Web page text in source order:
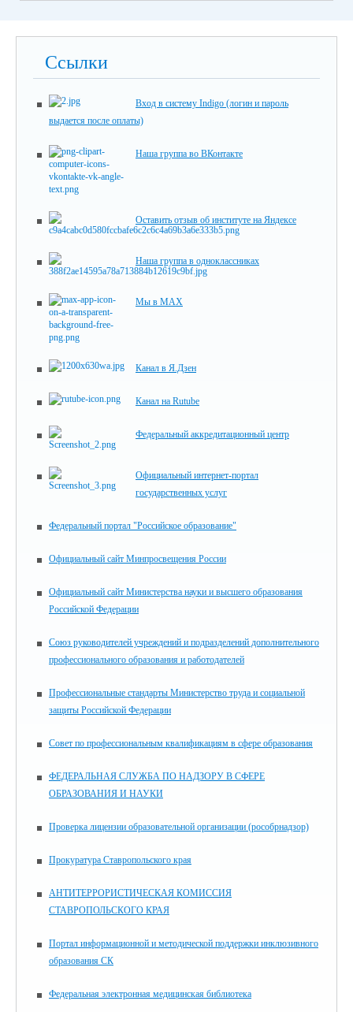
Ссылки
Вход в систему Indigo (логин и пароль
выдается после оплаты)
Наша группа во ВКонтакте
Оставить отзыв об институте на Яндексе
Наша группа в одноклассниках
Мы в MAX
Канал в Я.Дзен
Канал на Rutube
Федеральный аккредитационный центр
Официальный интернет-портал
государственных услуг
Федеральный портал "Российское образование"
Официальный сайт Минпросвещения России
Официальный сайт Министерства науки и высшего образования
Российской Федерации
Союз руководителей учреждений и подразделений дополнительного
профессионального образования и работодателей
Профессиональные стандарты Министерство труда и социальной
защиты Российской Федерации
Совет по профессиональным квалификациям в сфере образования
ФЕДЕРАЛЬНАЯ СЛУЖБА ПО НАДЗОРУ В СФЕРЕ
ОБРАЗОВАНИЯ И НАУКИ
Проверка лицензии образовательной организации (рособрнадзор)
Прокуратура Ставропольского края
АНТИТЕРРОРИСТИЧЕСКАЯ КОМИССИЯ
СТАВРОПОЛЬСКОГО КРАЯ
Портал информационной и методической поддержки инклюзивного
образования СК
Федеральная электронная медицинская библиотека